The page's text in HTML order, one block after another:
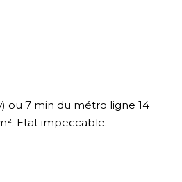
ou 7 min du métro ligne 14
Etat impeccable.